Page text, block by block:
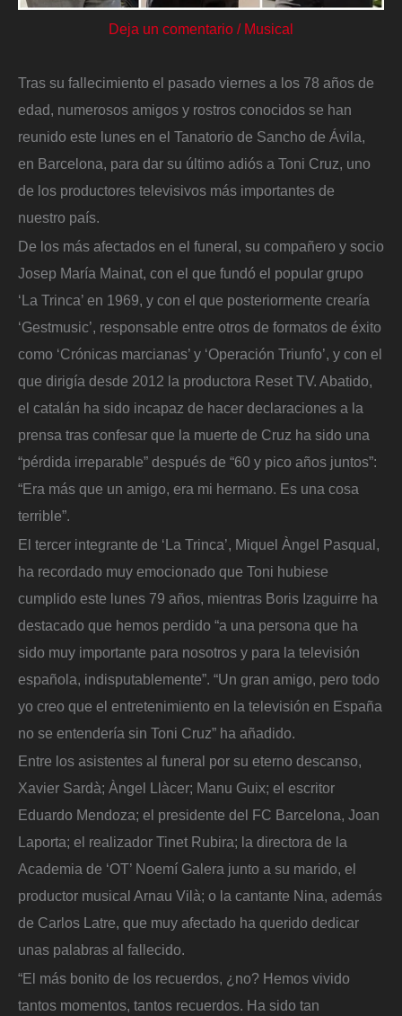
Deja un comentario / Musical
Tras su fallecimiento el pasado viernes a los 78 años de
edad, numerosos amigos y rostros conocidos se han
reunido este lunes en el Tanatorio de Sancho de Ávila,
en Barcelona, para dar su último adiós a Toni Cruz, uno
de los productores televisivos más importantes de
nuestro país.
De los más afectados en el funeral, su compañero y socio
Josep María Mainat, con el que fundó el popular grupo
‘La Trinca’ en 1969, y con el que posteriormente crearía
‘Gestmusic’, responsable entre otros de formatos de éxito
como ‘Crónicas marcianas’ y ‘Operación Triunfo’, y con el
que dirigía desde 2012 la productora Reset TV. Abatido,
el catalán ha sido incapaz de hacer declaraciones a la
prensa tras confesar que la muerte de Cruz ha sido una
“pérdida irreparable” después de “60 y pico años juntos”:
“Era más que un amigo, era mi hermano. Es una cosa
terrible”.
El tercer integrante de ‘La Trinca’, Miquel Àngel Pasqual,
ha recordado muy emocionado que Toni hubiese
cumplido este lunes 79 años, mientras Boris Izaguirre ha
destacado que hemos perdido “a una persona que ha
sido muy importante para nosotros y para la televisión
española, indisputablemente”. “Un gran amigo, pero todo
yo creo que el entretenimiento en la televisión en España
no se entendería sin Toni Cruz” ha añadido.
Entre los asistentes al funeral por su eterno descanso,
Xavier Sardà; Àngel Llàcer; Manu Guix; el escritor
Eduardo Mendoza; el presidente del FC Barcelona, Joan
Laporta; el realizador Tinet Rubira; la directora de la
Academia de ‘OT’ Noemí Galera junto a su marido, el
productor musical Arnau Vilà; o la cantante Nina, además
de Carlos Latre, que muy afectado ha querido dedicar
unas palabras al fallecido.
“El más bonito de los recuerdos, ¿no? Hemos vivido
tantos momentos, tantos recuerdos. Ha sido tan